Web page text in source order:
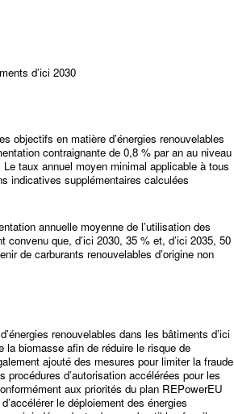
d’ici 2030
objectifs en matière d’énergies renouvelables
contraignante de 0,8 % par an au niveau
taux annuel moyen minimal applicable à tous
indicatives supplémentaires calculées
annuelle moyenne de l’utilisation des
que, d’ici 2030, 35 % et, d’ici 2035, 50
de carburants renouvelables d’origine non
renouvelables dans les bâtiments d’ici
biomasse afin de réduire le risque de
ajouté des mesures pour limiter la fraude
d’autorisation accélérées pour les
aux priorités du plan REPowerEU
le déploiement des énergies